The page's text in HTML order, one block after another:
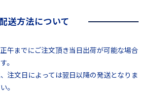
送方法について
午までにご注文頂き当日出荷が可能な場合
。
注文日によっては翌日以降の発送となりま
。